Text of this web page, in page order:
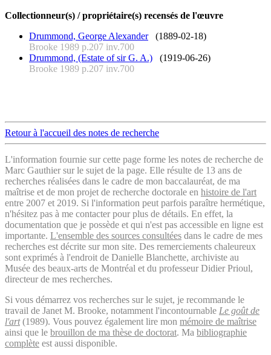
Collectionneur(s) / propriétaire(s) recensés de l'œuvre
Drummond, George Alexander(1889-02-18)
Brooke 1989 p.207 inv.700
Drummond, (Estate of sir G. A.) (1919-06-26)
Brooke 1989 p.207 inv.700
Retour à l'accueil des notes de recherche
L'information fournie sur cette page forme les notes de recherche de
Marc Gauthier sur le sujet de la page. Elle résulte de 13 ans de
recherches réalisées dans le cadre de mon baccalauréat, de ma
maîtrise et de mon projet de recherche doctorale en histoire de l'art
entre 2007 et 2019. Si l'information peut parfois paraître hermétique,
n'hésitez pas à me contacter pour plus de détails. En effet, la
documentation que je possède et qui n'est pas accessible en ligne est
importante. L'ensemble des sources consultées dans le cadre de mes
recherches est décrite sur mon site. Des remerciements chaleureux
sont exprimés à l'endroit de Danielle Blanchette, archiviste au
Musée des beaux-arts de Montréal et du professeur Didier Prioul,
directeur de mes recherches.
Si vous démarrez vos recherches sur le sujet, je recommande le
travail de Janet M. Brooke, notamment l'incontournable Le goût de
l'art(1989). Vous pouvez également lire mon mémoire de maîtrise
ainsi que le brouillon de ma thèse de doctorat. Ma bibliographie
complète est aussi disponible.